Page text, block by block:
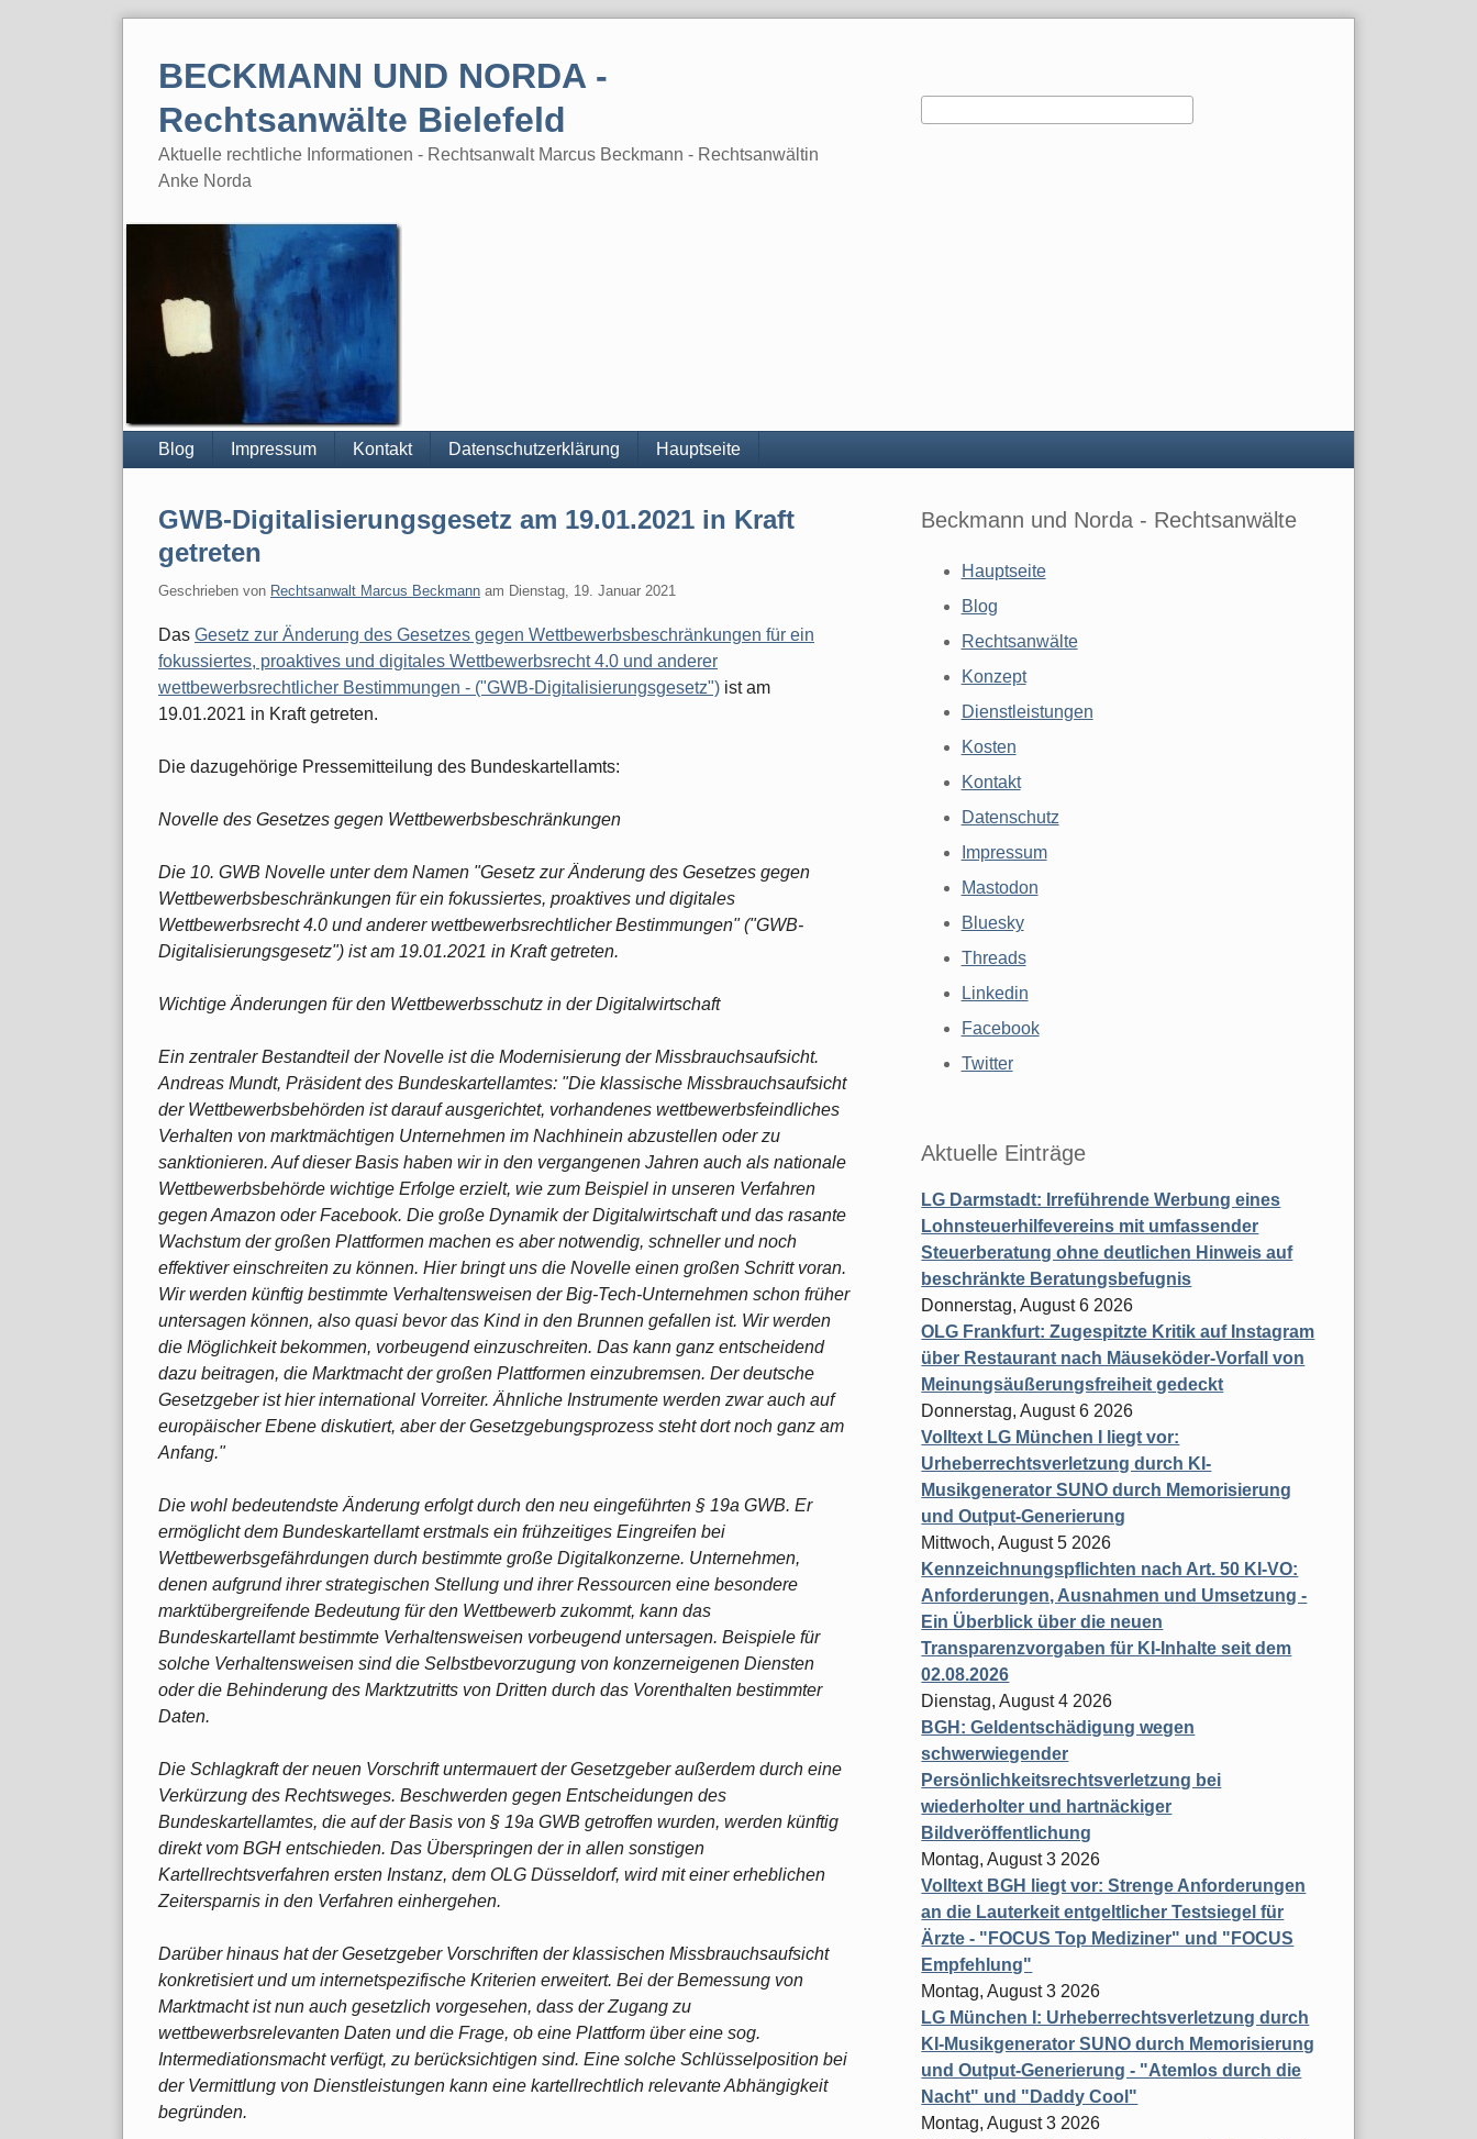
BECKMANN UND NORDA -
Rechtsanwälte Bielefeld
Aktuelle rechtliche Informationen - Rechtsanwalt Marcus Beckmann - Rechtsanwältin
Anke Norda
Blog Impressum Kontakt Datenschutzerklärung Hauptseite
GWB-Digitalisierungsgesetz am 19.01.2021 in Kraft
getreten
Geschrieben von Rechtsanwalt Marcus Beckmann am Dienstag, 19. Januar 2021
Das Gesetz zur Änderung des Gesetzes gegen Wettbewerbsbeschränkungen für ein
fokussiertes, proaktives und digitales Wettbewerbsrecht 4.0 und anderer
wettbewerbsrechtlicher Bestimmungen - ("GWB-Digitalisierungsgesetz") ist am
19.01.2021 in Kraft getreten.
Die dazugehörige Pressemitteilung des Bundeskartellamts:
Novelle des Gesetzes gegen Wettbewerbsbeschränkungen
Die 10. GWB Novelle unter dem Namen "Gesetz zur Änderung des Gesetzes gegen
Wettbewerbsbeschränkungen für ein fokussiertes, proaktives und digitales
Wettbewerbsrecht 4.0 und anderer wettbewerbsrechtlicher Bestimmungen" ("GWB-
Digitalisierungsgesetz") ist am 19.01.2021 in Kraft getreten.
Wichtige Änderungen für den Wettbewerbsschutz in der Digitalwirtschaft
Ein zentraler Bestandteil der Novelle ist die Modernisierung der Missbrauchsaufsicht.
Andreas Mundt, Präsident des Bundeskartellamtes: "Die klassische Missbrauchsaufsicht
der Wettbewerbsbehörden ist darauf ausgerichtet, vorhandenes wettbewerbsfeindliches
Verhalten von marktmächtigen Unternehmen im Nachhinein abzustellen oder zu
sanktionieren. Auf dieser Basis haben wir in den vergangenen Jahren auch als nationale
Wettbewerbsbehörde wichtige Erfolge erzielt, wie zum Beispiel in unseren Verfahren
gegen Amazon oder Facebook. Die große Dynamik der Digitalwirtschaft und das rasante
Wachstum der großen Plattformen machen es aber notwendig, schneller und noch
effektiver einschreiten zu können. Hier bringt uns die Novelle einen großen Schritt voran.
Wir werden künftig bestimmte Verhaltensweisen der Big-Tech-Unternehmen schon früher
untersagen können, also quasi bevor das Kind in den Brunnen gefallen ist. Wir werden
die Möglichkeit bekommen, vorbeugend einzuschreiten. Das kann ganz entscheidend
dazu beitragen, die Marktmacht der großen Plattformen einzubremsen. Der deutsche
Gesetzgeber ist hier international Vorreiter. Ähnliche Instrumente werden zwar auch auf
europäischer Ebene diskutiert, aber der Gesetzgebungsprozess steht dort noch ganz am
Anfang."
Die wohl bedeutendste Änderung erfolgt durch den neu eingeführten § 19a GWB. Er
ermöglicht dem Bundeskartellamt erstmals ein frühzeitiges Eingreifen bei
Wettbewerbsgefährdungen durch bestimmte große Digitalkonzerne. Unternehmen,
denen aufgrund ihrer strategischen Stellung und ihrer Ressourcen eine besondere
marktübergreifende Bedeutung für den Wettbewerb zukommt, kann das
Bundeskartellamt bestimmte Verhaltensweisen vorbeugend untersagen. Beispiele für
solche Verhaltensweisen sind die Selbstbevorzugung von konzerneigenen Diensten
oder die Behinderung des Marktzutritts von Dritten durch das Vorenthalten bestimmter
Daten.
Die Schlagkraft der neuen Vorschrift untermauert der Gesetzgeber außerdem durch eine
Verkürzung des Rechtsweges. Beschwerden gegen Entscheidungen des
Bundeskartellamtes, die auf der Basis von § 19a GWB getroffen wurden, werden künftig
direkt vom BGH entschieden. Das Überspringen der in allen sonstigen
Kartellrechtsverfahren ersten Instanz, dem OLG Düsseldorf, wird mit einer erheblichen
Zeitersparnis in den Verfahren einhergehen.
Darüber hinaus hat der Gesetzgeber Vorschriften der klassischen Missbrauchsaufsicht
konkretisiert und um internetspezifische Kriterien erweitert. Bei der Bemessung von
Marktmacht ist nun auch gesetzlich vorgesehen, dass der Zugang zu
wettbewerbsrelevanten Daten und die Frage, ob eine Plattform über eine sog.
Intermediationsmacht verfügt, zu berücksichtigen sind. Eine solche Schlüsselposition bei
der Vermittlung von Dienstleistungen kann eine kartellrechtlich relevante Abhängigkeit
begründen.
Beckmann und Norda - Rechtsanwälte
Hauptseite
Blog
Rechtsanwälte
Konzept
Dienstleistungen
Kosten
Kontakt
Datenschutz
Impressum
Mastodon
Bluesky
Threads
Linkedin
Facebook
Twitter
Aktuelle Einträge
LG Darmstadt: Irreführende Werbung eines
Lohnsteuerhilfevereins mit umfassender
Steuerberatung ohne deutlichen Hinweis auf
beschränkte Beratungsbefugnis
Donnerstag, August 6 2026
OLG Frankfurt: Zugespitzte Kritik auf Instagram
über Restaurant nach Mäuseköder-Vorfall von
Meinungsäußerungsfreiheit gedeckt
Donnerstag, August 6 2026
Volltext LG München I liegt vor:
Urheberrechtsverletzung durch KI-
Musikgenerator SUNO durch Memorisierung
und Output-Generierung
Mittwoch, August 5 2026
Kennzeichnungspflichten nach Art. 50 KI-VO:
Anforderungen, Ausnahmen und Umsetzung -
Ein Überblick über die neuen
Transparenzvorgaben für KI-Inhalte seit dem
02.08.2026
Dienstag, August 4 2026
BGH: Geldentschädigung wegen
schwerwiegender
Persönlichkeitsrechtsverletzung bei
wiederholter und hartnäckiger
Bildveröffentlichung
Montag, August 3 2026
Volltext BGH liegt vor: Strenge Anforderungen
an die Lauterkeit entgeltlicher Testsiegel für
Ärzte - "FOCUS Top Mediziner" und "FOCUS
Empfehlung"
Montag, August 3 2026
LG München I: Urheberrechtsverletzung durch
KI-Musikgenerator SUNO durch Memorisierung
und Output-Generierung - "Atemlos durch die
Nacht" und "Daddy Cool"
Montag, August 3 2026